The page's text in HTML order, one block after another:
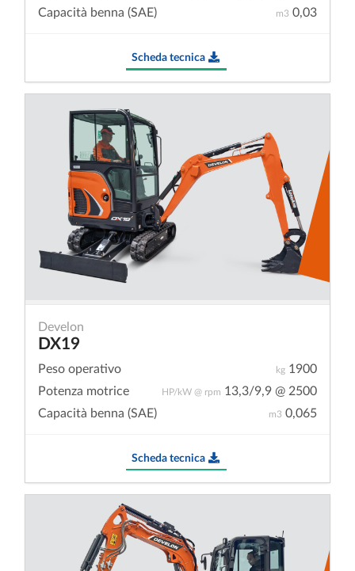
m3 0,03
Capacità benna (SAE)
Scheda tecnica
Develon
DX19
kg 1900
Peso operativo
HP/kW @ rpm 13,3/9,9 @ 2500
Potenza motrice
m3 0,065
Capacità benna (SAE)
Scheda tecnica